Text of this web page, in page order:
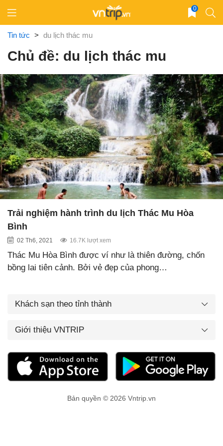
content
0
Tin tức > du lịch thác mu
Chủ đề: du lịch thác mu
Trải nghiệm hành trình du lịch Thác Mu Hòa
Bình
02 Th6, 2021 16.7K lượt xem
Thác Mu Hòa Bình được ví như là thiên đường, chốn
bồng lai tiên cảnh. Bởi vẻ đẹp của phong…
Khách sạn theo tỉnh thành
Giới thiệu VNTRIP
Bản quyền © 2026 Vntrip.vn